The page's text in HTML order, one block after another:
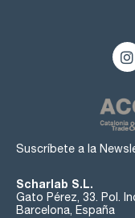
Suscríbete a la
Scharlab S.L.
Gato Pérez, 33. Pol.
Barcelona, España